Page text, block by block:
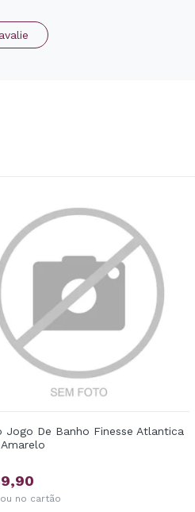
Jogo De Banho Finesse Atlantica
ou no cartão